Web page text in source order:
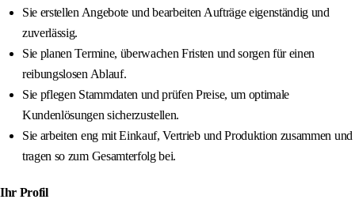
Sie erstellen Angebote und bearbeiten Aufträge eigenständig und
zuverlässig.
Sie planen Termine, überwachen Fristen und sorgen für einen
reibungslosen Ablauf.
Sie pflegen Stammdaten und prüfen Preise, um optimale
Kundenlösungen sicherzustellen.
Sie arbeiten eng mit Einkauf, Vertrieb und Produktion zusammen und
tragen so zum Gesamterfolg bei.
Ihr Profil